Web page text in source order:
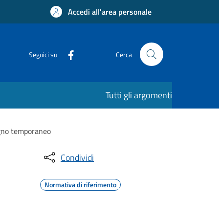
Accedi all'area personale
Seguici su Cerca
Tutti gli argomenti
temporaneo
Condividi
Normativa di riferimento